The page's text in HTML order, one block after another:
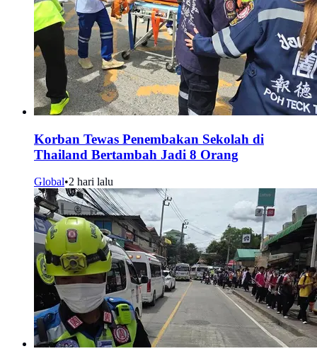
Korban Tewas Penembakan Sekolah di
Thailand Bertambah Jadi 8 Orang
Global•2 hari lalu